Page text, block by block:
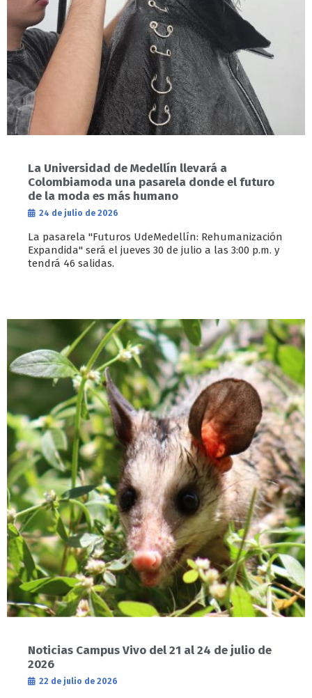
La Universidad de Medellín llevará a
Colombiamoda una pasarela donde el futuro
de la moda es más humano
24 de julio de 2026
La pasarela "Futuros UdeMedellín: Rehumanización
Expandida" será el jueves 30 de julio a las 3:00 p.m. y
tendrá 46 salidas.
Noticias Campus Vivo del 21 al 24 de julio de
2026
22 de julio de 2026